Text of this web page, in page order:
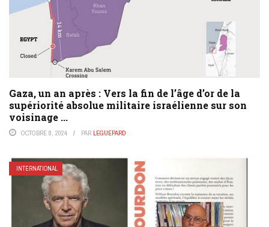
Gaza, un an après : Vers la fin de l’âge d’or de la
supériorité absolue militaire israélienne sur son
voisinage ...
OCTOBRE 8, 2024 PAR LEGUEPARD
INTERNATIONAL